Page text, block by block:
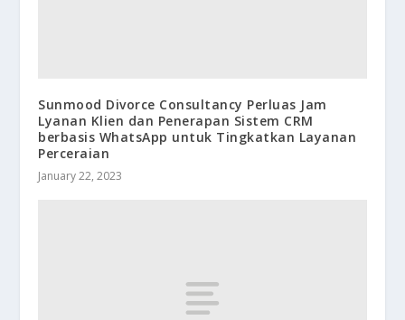
Sunmood Divorce Consultancy Perluas Jam
Lyanan Klien dan Penerapan Sistem CRM
berbasis WhatsApp untuk Tingkatkan Layanan
Perceraian
January 22, 2023